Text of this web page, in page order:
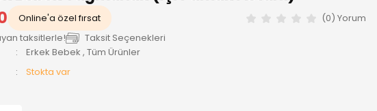
Online'a özel fırsat
(0) Yorum
taksitlerle!
Taksit Seçenekleri
Erkek Bebek , Tüm Ürünler
Stokta var